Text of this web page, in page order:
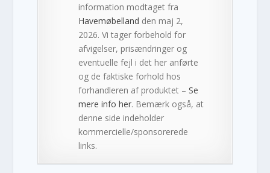
information modtaget fra
Havemøbelland den maj 2,
2026. Vi tager forbehold for
afvigelser, prisændringer og
eventuelle fejl i det her anførte
og de faktiske forhold hos
forhandleren af produktet –Se
mere info her. Bemærk også, at
denne side indeholder
kommercielle/sponsorerede
links.